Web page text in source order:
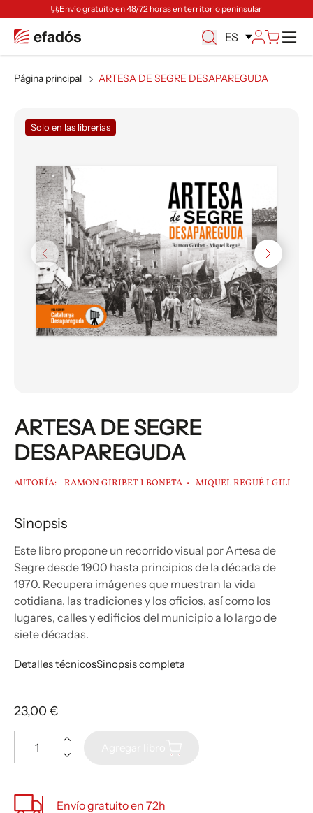
Envío gratuito en 48/72 horas en territorio peninsular
ES
Página principal ARTESA DE SEGRE DESAPAREGUDA
Solo en las librerías
ARTESA DE SEGRE
DESAPAREGUDA
AUTORÍA: RAMON GIRIBET I BONETA MIQUEL REGUÉ I GILI
Sinopsis
Este libro propone un recorrido visual por Artesa de
Segre desde 1900 hasta principios de la década de
1970. Recupera imágenes que muestran la vida
cotidiana, las tradiciones y los oficios, así como los
lugares, calles y edificios del municipio a lo largo de
siete décadas.
Detalles técnicosSinopsis completa
23,00 €
Envío gratuito en 72h